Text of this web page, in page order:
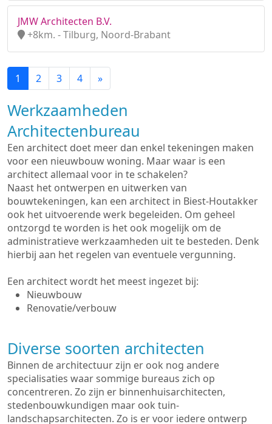
JMW Architecten B.V.
+8km. - Tilburg, Noord-Brabant
1 2 3 4 »
Werkzaamheden
Architectenbureau
Een architect doet meer dan enkel tekeningen maken
voor een nieuwbouw woning. Maar waar is een
architect allemaal voor in te schakelen?
Naast het ontwerpen en uitwerken van
bouwtekeningen, kan een architect in Biest-Houtakker
ook het uitvoerende werk begeleiden. Om geheel
ontzorgd te worden is het ook mogelijk om de
administratieve werkzaamheden uit te besteden. Denk
hierbij aan het regelen van eventuele vergunning.
Een architect wordt het meest ingezet bij:
Nieuwbouw
Renovatie/verbouw
Diverse soorten architecten
Binnen de architectuur zijn er ook nog andere
specialisaties waar sommige bureaus zich op
concentreren. Zo zijn er binnenhuisarchitecten,
stedenbouwkundigen maar ook tuin-
landschapsarchitecten. Zo is er voor iedere ontwerp